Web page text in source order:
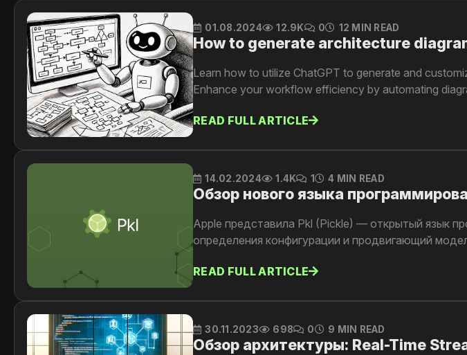
01.08.2024 12.9K 0 12 MIN READ
How to generate architecture
Learn how to utilize ChatGPT to generate and
Enhance your workflow efficiency by automating
READ FULL ARTICLE
14.02.2024 1.4K 1 4 MIN READ
Обзор нового языка
Apple представила Pkl (Pickle) — открытый язык
определения конфигурации и продвигающий
READ FULL ARTICLE
30.11.2023 698 0 9 MIN READ
Обзор архитектуры: Real-Time